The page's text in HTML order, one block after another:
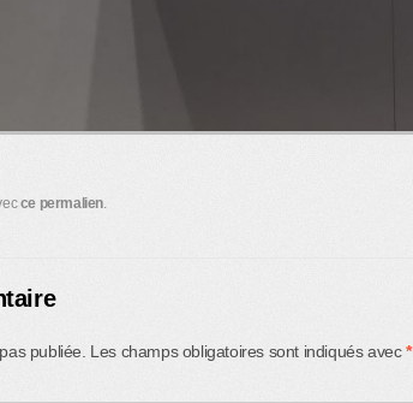
ce permalien.
publiée. Les champs obligatoires sont indiqués avec*